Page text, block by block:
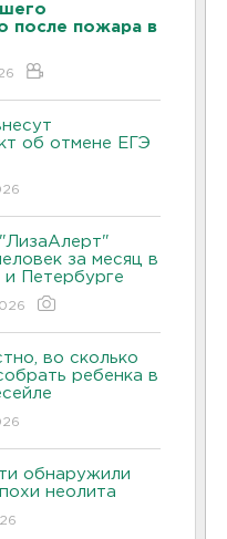
после пожара в
об отмене ЕГЭ
за месяц в
и Петербурге
во сколько
ребенка в
обнаружили
неолита